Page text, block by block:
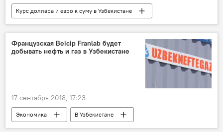
Курс доллара и евро к суму в Узбекистане
В Узбекистане
Общество
Экономика
Французская Beicip Franlab будет
добывать нефть и газ в Узбекистане
17 сентября 2018, 17:23
Экономика В Узбекистане